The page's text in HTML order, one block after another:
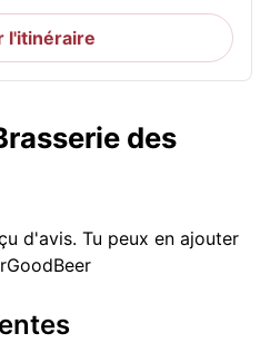
l'itinéraire
des
d'avis. Tu peux en ajouter